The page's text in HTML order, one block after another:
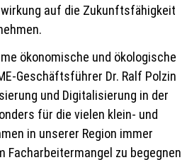
auf die Zukunftsfähigkeit
ökonomische und ökologische
Geschäftsführer Dr. Ralf Polzin
und Digitalisierung in der
für die vielen klein- und
in unserer Region immer
Facharbeitermangel zu begegnen